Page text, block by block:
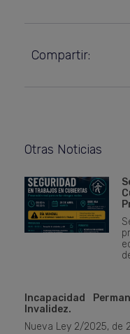
Compartir:
Otras Noticias
Incapacidad
Invalidez.
Nueva Ley 2/2025, de